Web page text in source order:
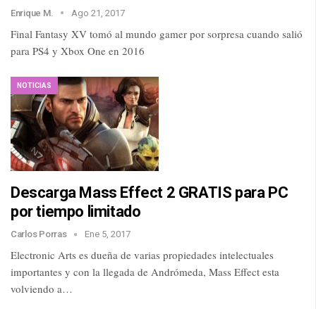
Enrique M. Ago 21, 2017
Final Fantasy XV tomó al mundo gamer por sorpresa cuando salió
para PS4 y Xbox One en 2016
NOTICIAS
Descarga Mass Effect 2 GRATIS para PC
por tiempo limitado
Carlos Porras Ene 5, 2017
Electronic Arts es dueña de varias propiedades intelectuales
importantes y con la llegada de Andrómeda, Mass Effect esta
volviendo a…